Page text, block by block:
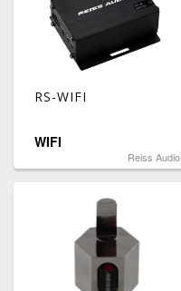
RS-WIFI
WIFI
Reiss Audio